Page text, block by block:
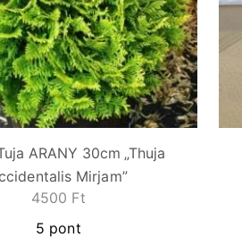
ARANY 30cm „Thuja
Mirjam”
4500 Ft
5 pont